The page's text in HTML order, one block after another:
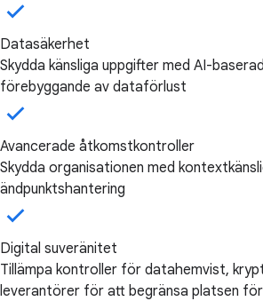
Datasäkerhet
Skydda känsliga uppgifter med AI-
förebyggande av dataförlust
Avancerade åtkomstkontroller
Skydda organisationen med
ändpunktshantering
Digital suveränitet
Tillämpa kontroller för datahemvist,
leverantörer för att begränsa platsen